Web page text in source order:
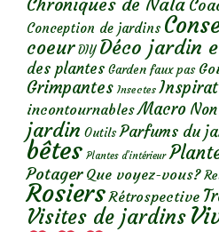
Conception de jardins
coeur DIY Déco jardin
des plantes Garden faux pas
Grimpantes Insectes
incontournables Macro
jardin Outils Parfums du
bêtes Plantes d’intérieur
Potager Que voyez-vous?
Rosiers Rétrospective
Visites de jardins